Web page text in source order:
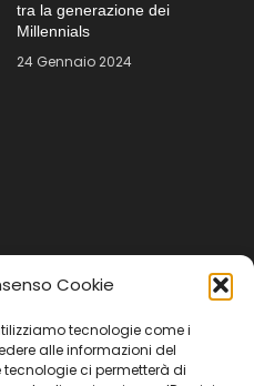
Cookie
tecnologie come i
alle informazioni del
ci permetterà di
tra la generazione dei
Millennials
24 Gennaio 2024